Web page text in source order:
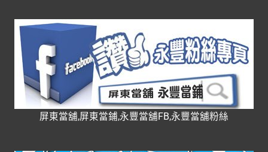
屏東當舖,屏東當鋪,永豐當舖FB,永豐當舖粉絲